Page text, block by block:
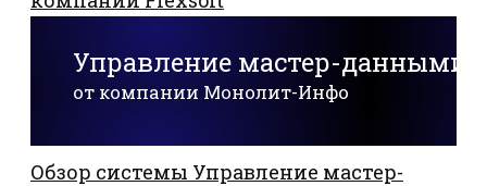
Управление мастер-данными
от компании Монолит-Инфо
Обзор системы Управление мастер-